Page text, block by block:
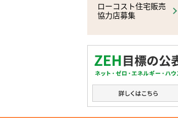
ローコスト住宅販売
協力店募集